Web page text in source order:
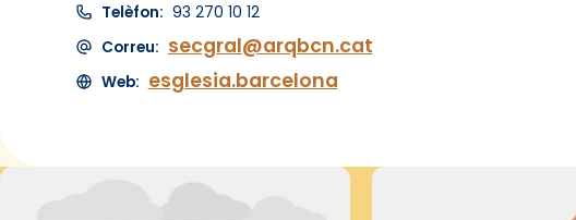
Telèfon: 93 270 10 12
Correu: secgral@arqbcn.cat
Web: esglesia.barcelona